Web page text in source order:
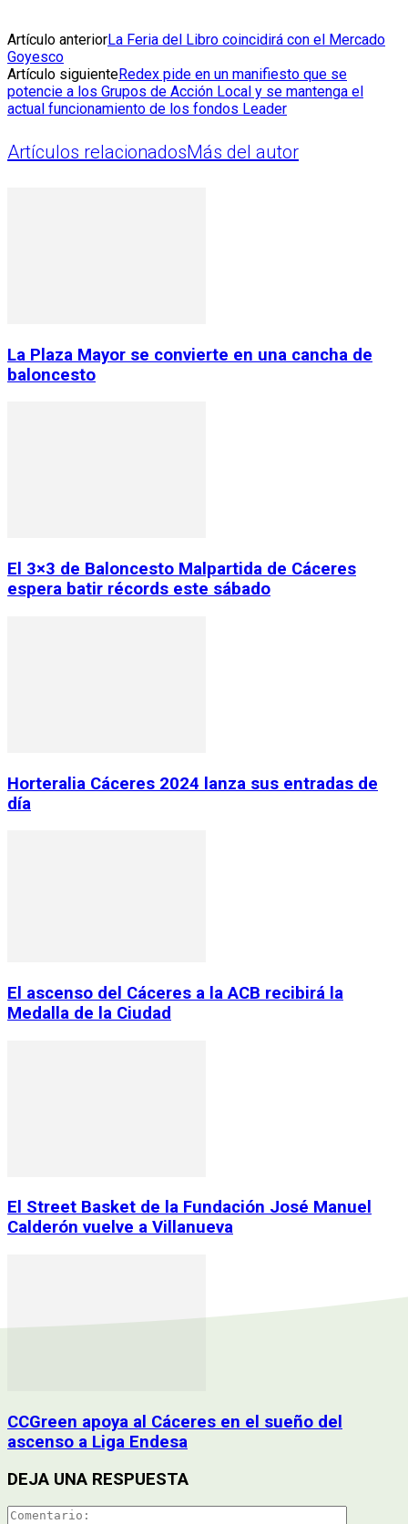
Artículo anteriorLa Feria del Libro coincidirá con el Mercado
Goyesco
Artículo siguienteRedex pide en un manifiesto que se
potencie a los Grupos de Acción Local y se mantenga el
actual funcionamiento de los fondos Leader
Artículos relacionadosMás del autor
La Plaza Mayor se convierte en una cancha de
baloncesto
El 3×3 de Baloncesto Malpartida de Cáceres
espera batir récords este sábado
Horteralia Cáceres 2024 lanza sus entradas de
día
El ascenso del Cáceres a la ACB recibirá la
Medalla de la Ciudad
El Street Basket de la Fundación José Manuel
Calderón vuelve a Villanueva
CCGreen apoya al Cáceres en el sueño del
ascenso a Liga Endesa
DEJA UNA RESPUESTA